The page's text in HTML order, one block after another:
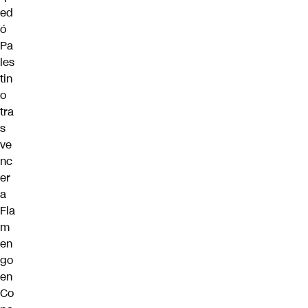
ed
ó
Pa
les
tin
o
tra
s
ve
nc
er
a
Fla
m
en
go
en
Co